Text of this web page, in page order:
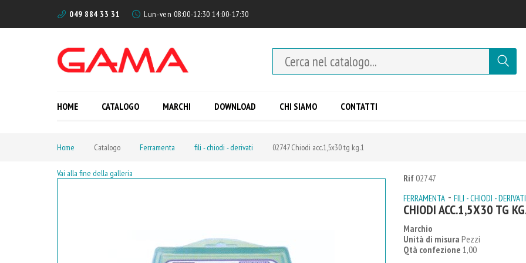
049 884 33 31 Lun-ven 08:00-12:30 14:00-17:30
HOME CATALOGO MARCHI DOWNLOAD CHI SIAMO CONTATTI
Home Catalogo Ferramenta fili - chiodi - derivati 02747 Chiodi acc.1,5x30 tg kg.1
Rif02747
FERRAMENTA - FILI - CHIODI - DERIVATI
CHIODI ACC.1,5X30 TG
Marchio
Unità di misura Pezzi
Qtà confezione 1,00
Vai alla fine della galleria